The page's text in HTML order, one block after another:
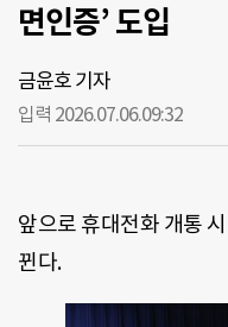
면인증’ 도입
금윤호 기자
입력 2026.07.06.09:32
앞으로 휴대전화 개통
뀐다.